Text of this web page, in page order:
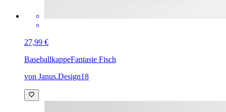
27,99 €
BaseballkappeFantasie Fisch
von Janus.Design18